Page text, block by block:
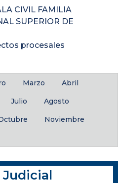
CIVIL FAMILIA
SUPERIOR DE
procesales
Marzo Abril
Julio Agosto
Noviembre
Judicial